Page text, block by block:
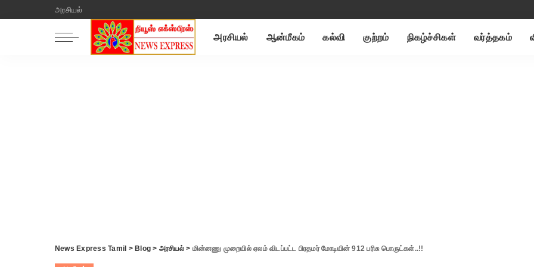
அரசியல்
அரசியல் ஆன்மீகம் கல்வி குற்றம் நிகழ்ச்சிகள் வர்த்தகம்
News Express Tamil > Blog > அரசியல்> மின்னணு முறையில் ஏலம் விடப்பட்ட பிரதமர் மோடியின் 912 பரிசு பொருட்கள்..!!